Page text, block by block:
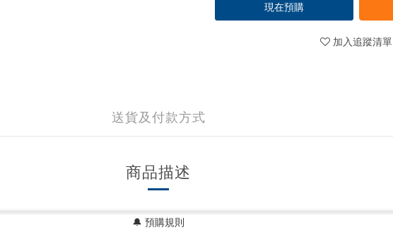
現在預購
加入追蹤清單
送貨及付款方式
商品描述
🔔 預購規則